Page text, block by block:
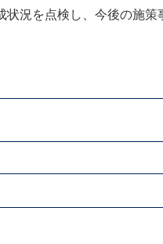
況を点検し、今後の施策